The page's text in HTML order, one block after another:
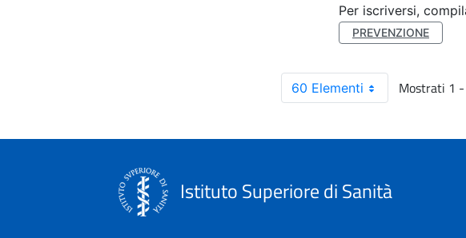
Per iscriversi,
PREVENZIONE
60 Elementi Mostrati 1
Istituto Superiore di Sanità